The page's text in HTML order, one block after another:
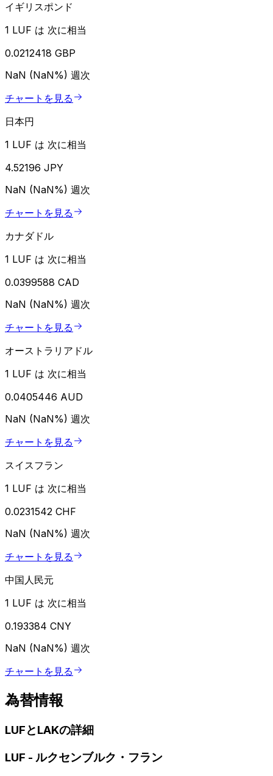
イギリスポンド
1 LUF は 次に相当
0.0212418 GBP
NaN (NaN%) 週次
チャートを見る
日本円
1 LUF は 次に相当
4.52196 JPY
NaN (NaN%) 週次
チャートを見る
カナダドル
1 LUF は 次に相当
0.0399588 CAD
NaN (NaN%) 週次
チャートを見る
オーストラリアドル
1 LUF は 次に相当
0.0405446 AUD
NaN (NaN%) 週次
チャートを見る
スイスフラン
1 LUF は 次に相当
0.0231542 CHF
NaN (NaN%) 週次
チャートを見る
中国人民元
1 LUF は 次に相当
0.193384 CNY
NaN (NaN%) 週次
チャートを見る
為替情報
LUFとLAKの詳細
LUF - ルクセンブルク・フラン